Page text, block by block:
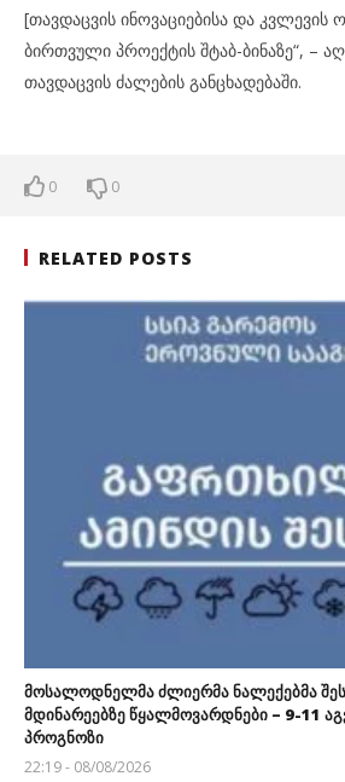
[თავდაცვის ინოვაციებისა და კვლევის
ბირთვული პროექტის შტაბ-ბინაზე“, –
თავდაცვის ძალების განცხადებაში.
0 0
RELATED POSTS
მოსალოდნელმა ძლიერმა ნალექებმა
მდინარეებზე წყალმოვარდნები – 9-11
პროგნოზი
22:19 - 08/08/2026